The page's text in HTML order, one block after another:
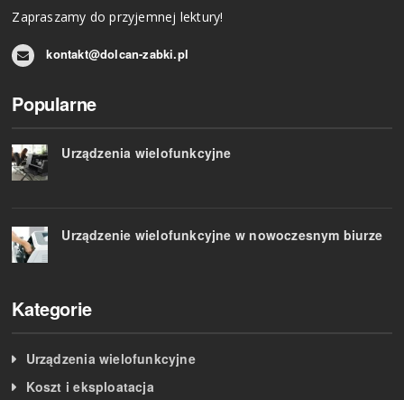
Zapraszamy do przyjemnej lektury!
kontakt@dolcan-zabki.pl
Popularne
Urządzenia wielofunkcyjne
Urządzenie wielofunkcyjne w nowoczesnym biurze
Kategorie
Urządzenia wielofunkcyjne
Koszt i eksploatacja